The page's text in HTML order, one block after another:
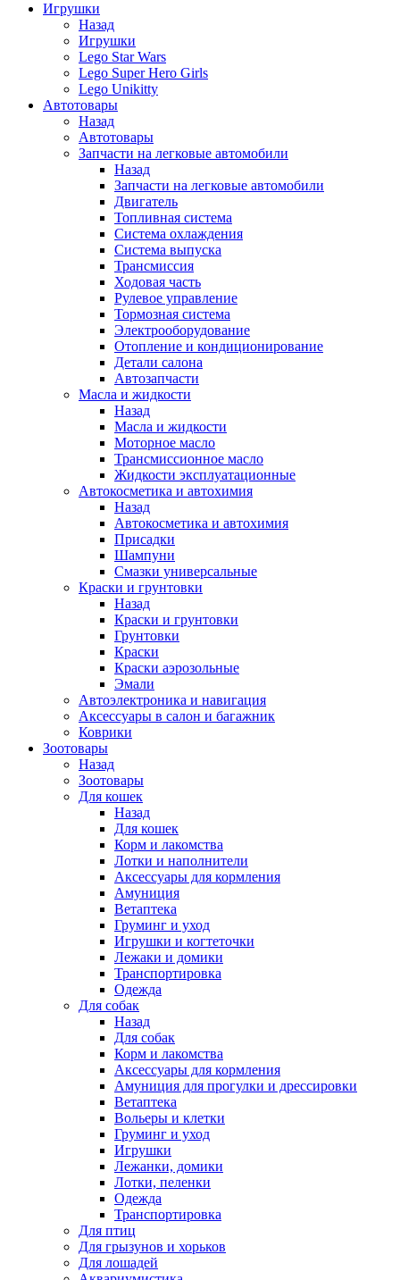
Игрушки
Назад
Игрушки
Lego Star Wars
Lego Super Hero Girls
Lego Unikitty
Автотовары
Назад
Автотовары
Запчасти на легковые автомобили
Назад
Запчасти на легковые автомобили
Двигатель
Топливная система
Система охлаждения
Система выпуска
Трансмиссия
Ходовая часть
Рулевое управление
Тормозная система
Электрооборудование
Отопление и кондиционирование
Детали салона
Автозапчасти
Масла и жидкости
Назад
Масла и жидкости
Моторное масло
Трансмиссионное масло
Жидкости эксплуатационные
Автокосметика и автохимия
Назад
Автокосметика и автохимия
Присадки
Шампуни
Смазки универсальные
Краски и грунтовки
Назад
Краски и грунтовки
Грунтовки
Краски
Краски аэрозольные
Эмали
Автоэлектроника и навигация
Аксессуары в салон и багажник
Коврики
Зоотовары
Назад
Зоотовары
Для кошек
Назад
Для кошек
Корм и лакомства
Лотки и наполнители
Аксессуары для кормления
Амуниция
Ветаптека
Груминг и уход
Игрушки и когтеточки
Лежаки и домики
Транспортировка
Одежда
Для собак
Назад
Для собак
Корм и лакомства
Аксессуары для кормления
Амуниция для прогулки и дрессировки
Ветаптека
Вольеры и клетки
Груминг и уход
Игрушки
Лежанки, домики
Лотки, пеленки
Одежда
Транспортировка
Для птиц
Для грызунов и хорьков
Для лошадей